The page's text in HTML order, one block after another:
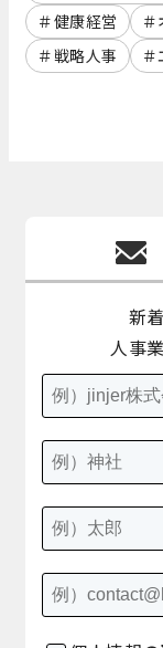
健康経営
戦略人事
新
人事